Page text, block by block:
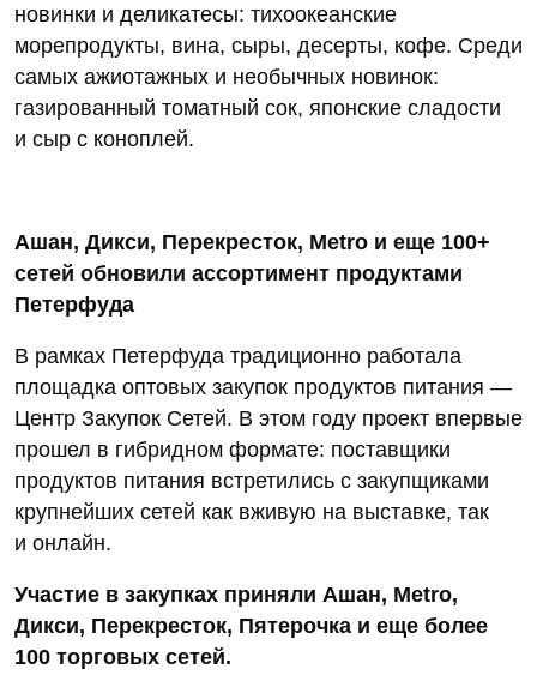
новинки и деликатесы: тихоокеанские
морепродукты, вина, сыры, десерты, кофе. Среди
самых ажиотажных и необычных новинок:
газированный томатный сок, японские сладости
и сыр с коноплей.
Ашан, Дикси, Перекресток, Metro и еще 100+
сетей обновили ассортимент продуктами
Петерфуда
В рамках Петерфуда традиционно работала
площадка оптовых закупок продуктов питания —
Центр Закупок Сетей. В этом году проект впервые
прошел в гибридном формате: поставщики
продуктов питания встретились с закупщиками
крупнейших сетей как вживую на выставке, так
и онлайн.
Участие в закупках приняли Ашан, Metro,
Дикси, Перекресток, Пятерочка и еще более
100 торговых сетей.